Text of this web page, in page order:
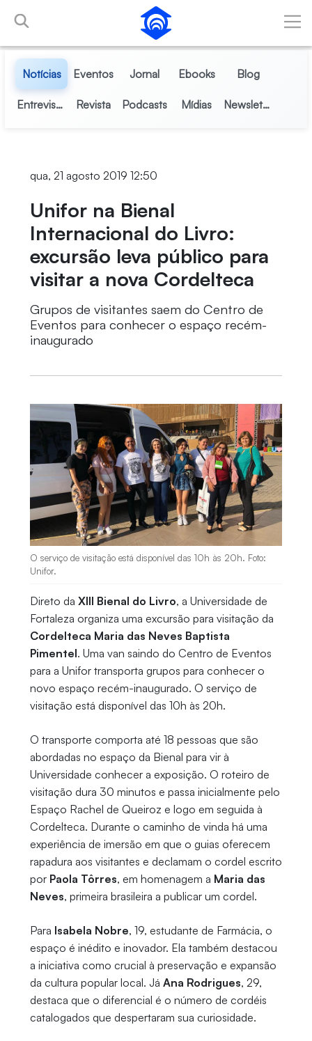
Pular para o Conteúdo principal
Notícias Eventos Jornal Ebooks Blog
Entrevistas Revista Podcasts Mídias Newsletter
qua, 21 agosto 2019 12:50
Unifor na Bienal
Internacional do Livro:
excursão leva público para
visitar a nova Cordelteca
Grupos de visitantes saem do Centro de
Eventos para conhecer o espaço recém-
inaugurado
O serviço de visitação está disponível das 10h às 20h. Foto:
Unifor.
Direto da XIII Bienal do Livro, a Universidade de
Fortaleza organiza uma excursão para visitação da
Cordelteca Maria das Neves Baptista
Pimentel. Uma van saindo do Centro de Eventos
para a Unifor transporta grupos para conhecer o
novo espaço recém-inaugurado. O serviço de
visitação está disponível das 10h às 20h.
O transporte comporta até 18 pessoas que são
abordadas no espaço da Bienal para vir à
Universidade conhecer a exposição. O roteiro de
visitação dura 30 minutos e passa inicialmente pelo
Espaço Rachel de Queiroz e logo em seguida à
Cordelteca. Durante o caminho de vinda há uma
experiência de imersão em que o guias oferecem
rapadura aos visitantes e declamam o cordel escrito
por Paola Tôrres, em homenagem a Maria das
Neves, primeira brasileira a publicar um cordel.
Para Isabela Nobre, 19, estudante de Farmácia, o
espaço é inédito e inovador. Ela também destacou
a iniciativa como crucial à preservação e expansão
da cultura popular local. Já Ana Rodrigues, 29,
destaca que o diferencial é o número de cordéis
catalogados que despertaram sua curiosidade.